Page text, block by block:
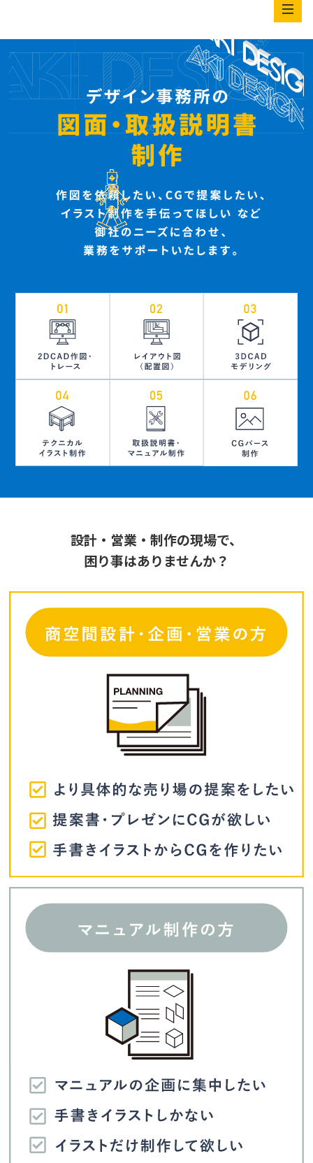
設計・営業・制作の現場で、
困り事はありませんか？